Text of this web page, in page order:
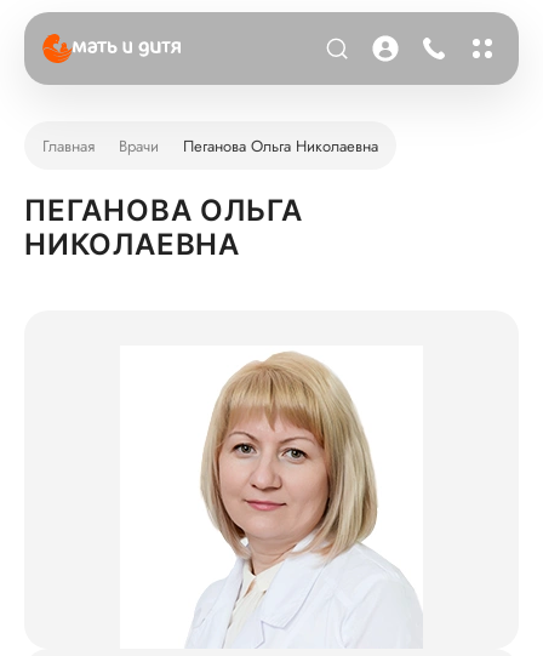
Главная Врачи Пеганова Ольга Николаевна
ПЕГАНОВА ОЛЬГА
НИКОЛАЕВНА